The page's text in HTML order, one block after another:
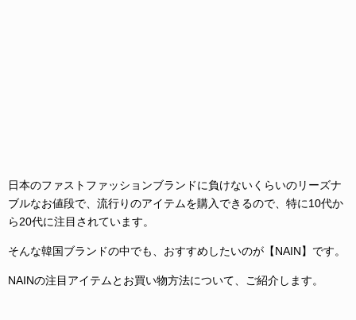
日本のファストファッションブランドに負けないくらいのリーズナ
ブルなお値段で、流行りのアイテムを購入できるので、特に10代か
ら20代に注目されています。
そんな韓国ブランドの中でも、おすすめしたいのが【NAIN】です。
NAINの注目アイテムとお買い物方法について、ご紹介します。